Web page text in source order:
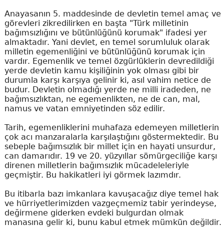
Anayasanın 5. maddesinde de devletin temel amaç ve
görevleri zikredilirken en başta "Türk milletinin
bağımsızlığını ve bütünlüğünü korumak" ifadesi yer
almaktadır. Yani devlet, en temel sorumluluk olarak
milletin egemenliğini ve bütünlüğünü korumak için
vardır. Egemenlik ve temel özgürlüklerin devredildiği
yerde devletin kamu kişiliğinin yok olması gibi bir
durumla karşı karşıya gelinir ki, asıl vahim netice de
budur. Devletin olmadığı yerde ne milli iradeden, ne
bağımsızlıktan, ne egemenlikten, ne de can, mal,
namus ve vatan emniyetinden söz edilir.
Tarih, egemenliklerini muhafaza edemeyen milletlerin
çok acı manzaralarla karşılaştığını göstermektedir. Bu
sebeple bağımsızlık bir millet için en hayati unsurdur,
can damarıdır. 19 ve 20. yüzyıllar sömürgeciliğe karşı
direnen milletlerin bağımsızlık mücadeleleriyle
geçmiştir. Bu hakikatleri iyi görmek lazımdır.
Bu itibarla bazı imkanlara kavuşacağız diye temel hak
ve hürriyetlerimizden vazgeçmemiz tabir yerindeyse,
değirmene giderken evdeki bulgurdan olmak
manasına gelir ki, bunu kabul etmek mümkün değildir.